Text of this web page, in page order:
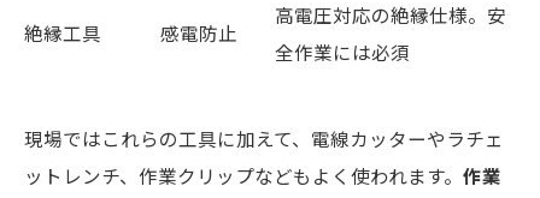
絶縁工具
感電防止
高電圧対応の絶縁仕様。安
全作業には必須
現場ではこれらの工具に加えて、電線カッターやラチェ
ットレンチ、作業クリップなどもよく使われます。 作業